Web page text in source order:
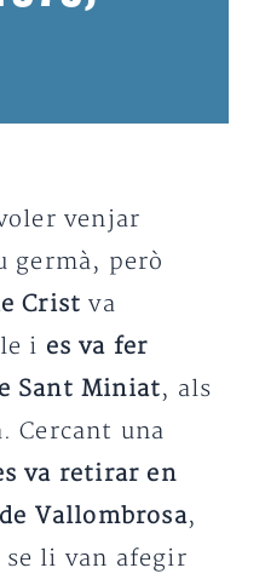
venjar
germà, però
Crist va
i es va fer
Sant Miniat, als
Cercant una
va retirar en
Vallombrosa,
li van afegir